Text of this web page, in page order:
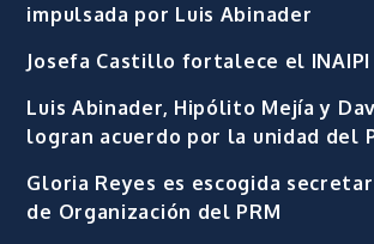
impulsada por Luis Abinader
Josefa Castillo fortalece el INAIPI
Luis Abinader, Hipólito Mejía y
logran acuerdo por la unidad del
Gloria Reyes es escogida
de Organización del PRM